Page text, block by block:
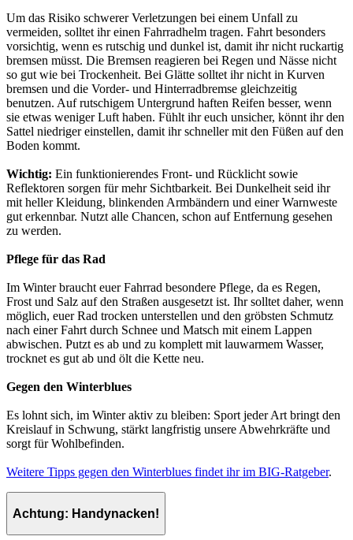
Um das Risiko schwerer Verletzungen bei einem Unfall zu
vermeiden, solltet ihr einen Fahrradhelm tragen. Fahrt besonders
vorsichtig, wenn es rutschig und dunkel ist, damit ihr nicht ruckartig
bremsen müsst. Die Bremsen reagieren bei Regen und Nässe nicht
so gut wie bei Trockenheit. Bei Glätte solltet ihr nicht in Kurven
bremsen und die Vorder- und Hinterradbremse gleichzeitig
benutzen. Auf rutschigem Untergrund haften Reifen besser, wenn
sie etwas weniger Luft haben. Fühlt ihr euch unsicher, könnt ihr den
Sattel niedriger einstellen, damit ihr schneller mit den Füßen auf den
Boden kommt.
Wichtig: Ein funktionierendes Front- und Rücklicht sowie
Reflektoren sorgen für mehr Sichtbarkeit. Bei Dunkelheit seid ihr
mit heller Kleidung, blinkenden Armbändern und einer Warnweste
gut erkennbar. Nutzt alle Chancen, schon auf Entfernung gesehen
zu werden.
Pflege für das Rad
Im Winter braucht euer Fahrrad besondere Pflege, da es Regen,
Frost und Salz auf den Straßen ausgesetzt ist. Ihr solltet daher, wenn
möglich, euer Rad trocken unterstellen und den gröbsten Schmutz
nach einer Fahrt durch Schnee und Matsch mit einem Lappen
abwischen. Putzt es ab und zu komplett mit lauwarmem Wasser,
trocknet es gut ab und ölt die Kette neu.
Gegen den Winterblues
Es lohnt sich, im Winter aktiv zu bleiben: Sport jeder Art bringt den
Kreislauf in Schwung, stärkt langfristig unsere Abwehrkräfte und
sorgt für Wohlbefinden.
Weitere Tipps gegen den Winterblues findet ihr im BIG-Ratgeber.
Achtung: Handynacken!